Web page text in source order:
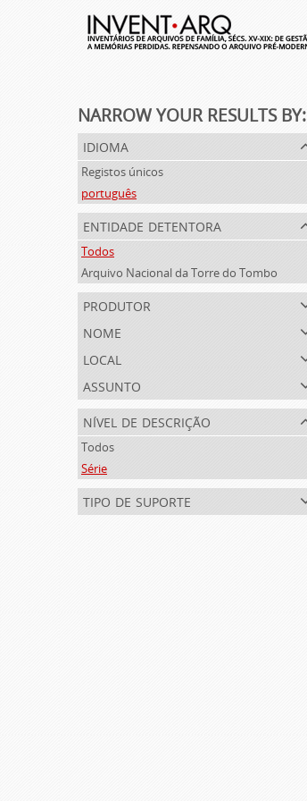
NARROW YOUR RESULTS BY:
idioma
Registos únicos
português
entidade detentora
Todos
Arquivo Nacional da Torre do Tombo
produtor
nome
local
assunto
nível de descrição
Todos
Série
tipo de suporte